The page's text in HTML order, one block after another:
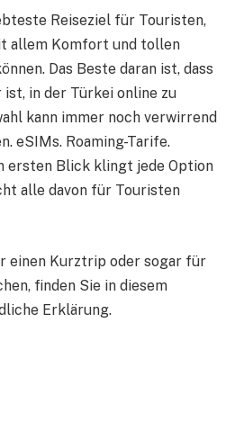
Reiseziel für Touristen,
allem Komfort und tollen
Das Beste daran ist, dass
in der Türkei online zu
kann immer noch verwirrend
eSIMs. Roaming-Tarife.
ersten Blick klingt jede Option
alle davon für Touristen
einen Kurztrip oder sogar für
finden Sie in diesem
Erklärung.